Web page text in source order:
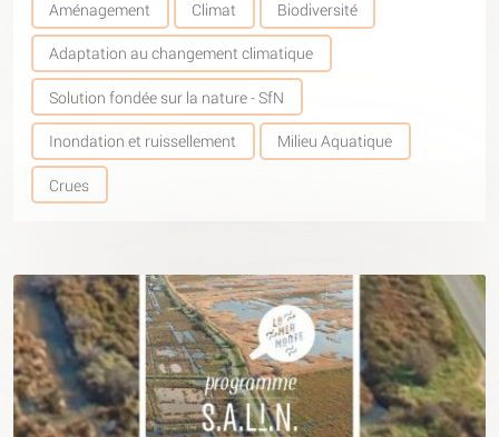
Aménagement Climat Biodiversité
Adaptation au changement climatique
Solution fondée sur la nature - SfN
Inondation et ruissellement Milieu Aquatique
Crues